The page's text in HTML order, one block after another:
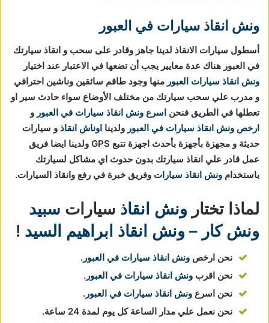
ونش انقاذ سيارات في العبور
أسطول سيارات الانقاذ لدينا جاهز وقادر على سحب و انقاذ سيارتك
في العبور هناك عدة معايير يجب أن تضعها في الاعتبار عند اختيار
ونش انقاذ سيارات العبور منها وجود طاقم سائقين وناشين احترافي
و مدرب علي سحب سيارتك من مختلف الأوضاع سواء حادث سير او
تعطلها في الطريق فنحن اسرع ونش انقاذ سيارات في العبور و
ارخص ونش انقاذ سيارات في العبور ولدينا اوناش انقاذ و سيارات
حديثة و مجهزة بأجهزة بأحدث اجهزة تتبع GPS ولدينا ايضا فريق
عمل قادر علي انقاذ سيارتك بدون حدوث اي مشاكل لسيارتك
باستخدام ونش انقاذ سيارات وفريق خبرة في رفع وانقاذ السيارات.
لماذا تختار ونش انقاذ سيارات سبيد
ونش كار – ونش انقاذ ابراهيم السيد !
نحن ارخص ونش انقاذ سيارات في العبور .
نحن اقرب ونش انقاذ سيارات في العبور .
نحن اسرع ونش انقاذ سيارات في العبور .
نحن نعمل علي مدار الساعة كل يوم لمدة 24 ساعة.